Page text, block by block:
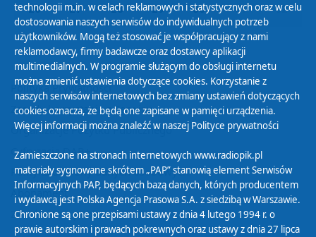
26 27 28 29 30 01 02
Polityka Prywatności
Zasady korzystania z Serwisu
Organizacje Pożytku Publicznego
Cyfryzacja DAB+
Polityka ochrony danych osobowych
Abonament
Zamówienia publiczne
technologii m.in. w celach reklamowych i statystycznych oraz w celu
dostosowania naszych serwisów do indywidualnych potrzeb
użytkowników. Mogą też stosować je współpracujący z nami
reklamodawcy, firmy badawcze oraz dostawcy aplikacji
multimedialnych. W programie służącym do obsługi internetu
można zmienić ustawienia dotyczące cookies. Korzystanie z
naszych serwisów internetowych bez zmiany ustawień dotyczących
cookies oznacza, że będą one zapisane w pamięci urządzenia.
Więcej informacji można znaleźć w naszej Polityce prywatności
Zamieszczone na stronach internetowych www.radiopik.pl
materiały sygnowane skrótem „PAP” stanowią element Serwisów
Informacyjnych PAP, będących bazą danych, których producentem
i wydawcą jest Polska Agencja Prasowa S.A. z siedzibą w Warszawie.
Chronione są one przepisami ustawy z dnia 4 lutego 1994 r. o
prawie autorskim i prawach pokrewnych oraz ustawy z dnia 27 lipca